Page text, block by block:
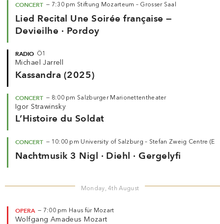
CONCERT — 7:30 pm Stiftung Mozarteum – Grosser Saal
Lied Recital Une Soirée française —
Devieilhe · Pordoy
RADIO Ö1
Michael Jarrell
Kassandra (2025)
CONCERT — 8:00 pm Salzburger Marionettentheater
Igor Strawinsky
L’Histoire du Soldat
CONCERT — 10:00 pm University of Salzburg – Stefan Zweig Centre
Nachtmusik 3 Nigl · Diehl · Gergelyfi
Monday, 4th August
OPERA — 7:00 pm Haus für Mozart
Wolfgang Amadeus Mozart